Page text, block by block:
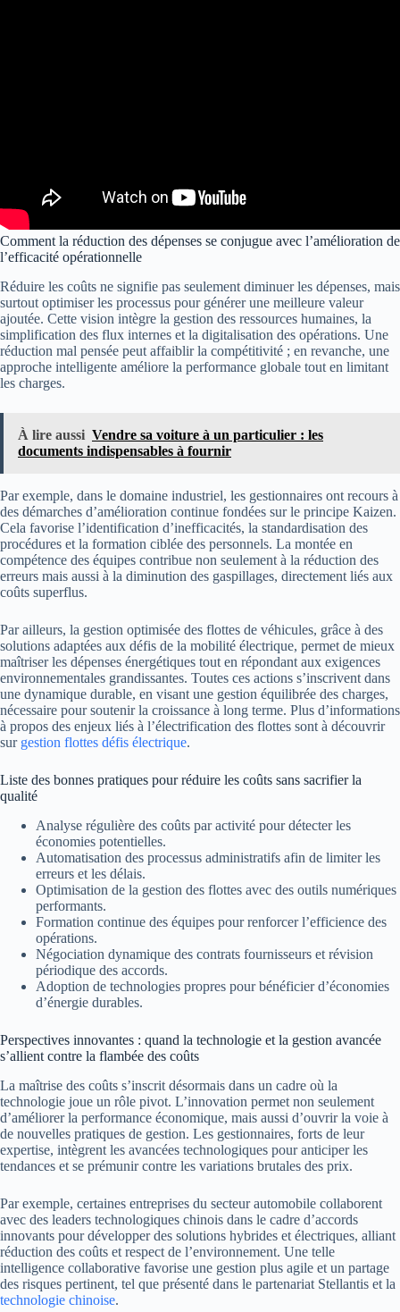
Comment la réduction des dépenses se conjugue avec l’amélioration de
l’efficacité opérationnelle
Réduire les coûts ne signifie pas seulement diminuer les dépenses, mais
surtout optimiser les processus pour générer une meilleure valeur
ajoutée. Cette vision intègre la gestion des ressources humaines, la
simplification des flux internes et la digitalisation des opérations. Une
réduction mal pensée peut affaiblir la compétitivité ; en revanche, une
approche intelligente améliore la performance globale tout en limitant
les charges.
À lire aussi Vendre sa voiture à un particulier : les
documents indispensables à fournir
Par exemple, dans le domaine industriel, les gestionnaires ont recours à
des démarches d’amélioration continue fondées sur le principe Kaizen.
Cela favorise l’identification d’inefficacités, la standardisation des
procédures et la formation ciblée des personnels. La montée en
compétence des équipes contribue non seulement à la réduction des
erreurs mais aussi à la diminution des gaspillages, directement liés aux
coûts superflus.
Par ailleurs, la gestion optimisée des flottes de véhicules, grâce à des
solutions adaptées aux défis de la mobilité électrique, permet de mieux
maîtriser les dépenses énergétiques tout en répondant aux exigences
environnementales grandissantes. Toutes ces actions s’inscrivent dans
une dynamique durable, en visant une gestion équilibrée des charges,
nécessaire pour soutenir la croissance à long terme. Plus d’informations
à propos des enjeux liés à l’électrification des flottes sont à découvrir
sur gestion flottes défis électrique.
Liste des bonnes pratiques pour réduire les coûts sans sacrifier la
qualité
Analyse régulière des coûts par activité pour détecter les
économies potentielles.
Automatisation des processus administratifs afin de limiter les
erreurs et les délais.
Optimisation de la gestion des flottes avec des outils numériques
performants.
Formation continue des équipes pour renforcer l’efficience des
opérations.
Négociation dynamique des contrats fournisseurs et révision
périodique des accords.
Adoption de technologies propres pour bénéficier d’économies
d’énergie durables.
Perspectives innovantes : quand la technologie et la gestion avancée
s’allient contre la flambée des coûts
La maîtrise des coûts s’inscrit désormais dans un cadre où la
technologie joue un rôle pivot. L’innovation permet non seulement
d’améliorer la performance économique, mais aussi d’ouvrir la voie à
de nouvelles pratiques de gestion. Les gestionnaires, forts de leur
expertise, intègrent les avancées technologiques pour anticiper les
tendances et se prémunir contre les variations brutales des prix.
Par exemple, certaines entreprises du secteur automobile collaborent
avec des leaders technologiques chinois dans le cadre d’accords
innovants pour développer des solutions hybrides et électriques, alliant
réduction des coûts et respect de l’environnement. Une telle
intelligence collaborative favorise une gestion plus agile et un partage
des risques pertinent, tel que présenté dans le partenariat Stellantis et la
technologie chinoise.